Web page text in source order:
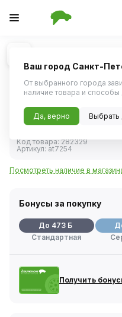
1/8
Набор
пласт.кейс (AIRLINE)
Код товара:282329
Артикул: at7254
Посмотреть наличие в
Бонусы за покупку
До 473 Б
Стандартная
Получить
Ваш город Санкт-
От выбранного города
наличие товара и способы
Да, верно Выбрать